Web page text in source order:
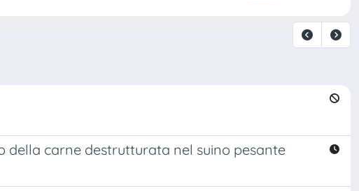
della carne destrutturata nel suino pesante